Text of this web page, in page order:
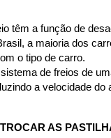
têm a função de
a maioria dos
o tipo de carro.
de freios de
a velocidade do
AS